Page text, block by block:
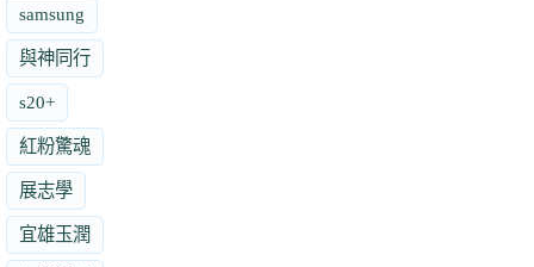
samsung
與神同行
s20+
紅粉驚魂
展志學
宜雄玉潤